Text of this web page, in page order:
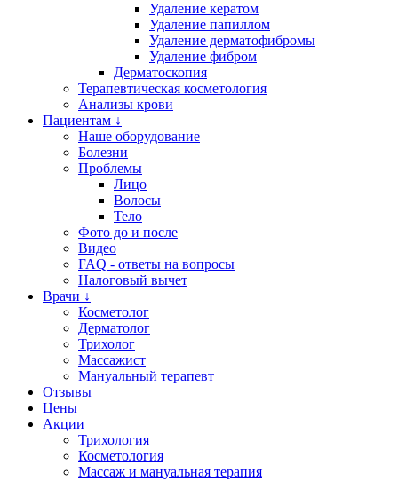
Удаление кератом
Удаление папиллом
Удаление дерматофибромы
Удаление фибром
Дерматоскопия
Терапевтическая косметология
Анализы крови
Пациентам ↓
Наше оборудование
Болезни
Проблемы
Лицо
Волосы
Тело
Фото до и после
Видео
FAQ - ответы на вопросы
Налоговый вычет
Врачи ↓
Косметолог
Дерматолог
Трихолог
Массажист
Мануальный терапевт
Отзывы
Цены
Акции
Трихология
Косметология
Массаж и мануальная терапия